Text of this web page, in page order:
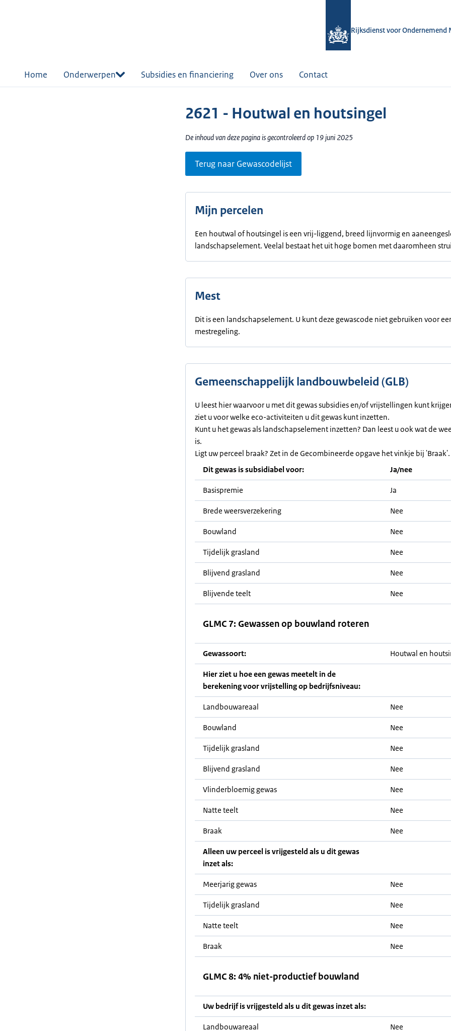
Rijksdienst voor Ondernemend
Home Onderwerpen Subsidies en financiering Over ons Contact
2621 - Houtwal en houtsingel
De inhoud van deze pagina is gecontroleerd op 19 juni 2025
Terug naar Gewascodelijst
Mijn percelen
Een houtwal of houtsingel is een vrij-liggend, breed lijnvormig en
landschapselement. Veelal bestaat het uit hoge bomen met daaromheen
Mest
Dit is een landschapselement. U kunt deze gewascode niet gebruiken voor
mestregeling.
Gemeenschappelijk landbouwbeleid (GLB)
U leest hier waarvoor u met dit gewas subsidies en/of vrijstellingen kunt
ziet u voor welke eco-activiteiten u dit gewas kunt inzetten.
Kunt u het gewas als landschapselement inzetten? Dan leest u ook wat de
is.
Ligt uw perceel braak? Zet in de Gecombineerde opgave het vinkje bij 'Braak'.
Dit gewas is subsidiabel voor:
Ja/nee
Basispremie Ja
Brede weersverzekering Nee
Bouwland Nee
Tijdelijk grasland Nee
Blijvend grasland Nee
Blijvende teelt Nee
GLMC 7: Gewassen op bouwland roteren
Gewassoort: Houtwal en
Hier ziet u hoe een gewas meetelt in de
berekening voor vrijstelling op bedrijfsniveau:
Landbouwareaal Nee
Bouwland Nee
Tijdelijk grasland Nee
Blijvend grasland Nee
Vlinderbloemig gewas Nee
Natte teelt Nee
Braak Nee
Alleen uw perceel is vrijgesteld als u dit gewas
inzet als:
Meerjarig gewas Nee
Tijdelijk grasland Nee
Natte teelt Nee
Braak Nee
GLMC 8: 4% niet-productief bouwland
Uw bedrijf is vrijgesteld als u dit gewas inzet als:
Landbouwareaal Nee